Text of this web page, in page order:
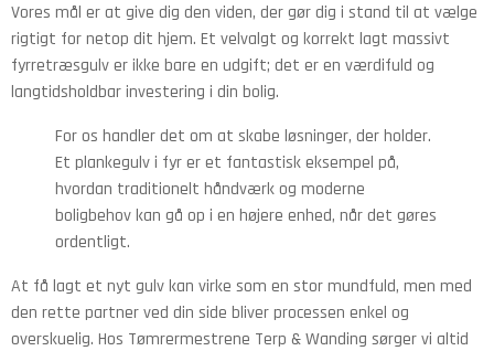
Vores mål er at give dig den viden, der gør dig i stand til at vælge
rigtigt for netop dit hjem. Et velvalgt og korrekt lagt massivt
fyrretræsgulv er ikke bare en udgift; det er en værdifuld og
langtidsholdbar investering i din bolig.
For os handler det om at skabe løsninger, der holder.
Et plankegulv i fyr er et fantastisk eksempel på,
hvordan traditionelt håndværk og moderne
boligbehov kan gå op i en højere enhed, når det gøres
ordentligt.
At få lagt et nyt gulv kan virke som en stor mundfuld, men med
den rette partner ved din side bliver processen enkel og
overskuelig. Hos Tømrermestrene Terp & Wanding sørger vi altid